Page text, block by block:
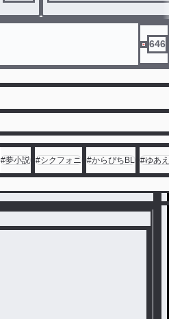
646
#夢小説 #シクフォニ #からぴちBL #ゆあ